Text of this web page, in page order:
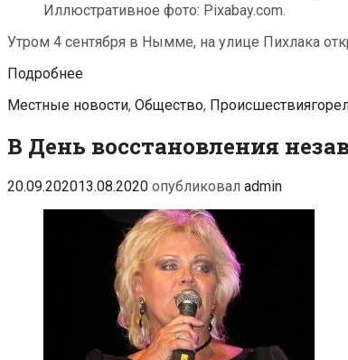
Иллюстративное фото: Pixabay.com.
Утром 4 сентября в Нымме, на улице Пихлака
ПодробнееВ
рядом
детским
садом
автомобиль
Categories
Местные новости, Общество, ПроисшествияTags
В День восстановления
20.09.202013.08.2020 опубликовал admin